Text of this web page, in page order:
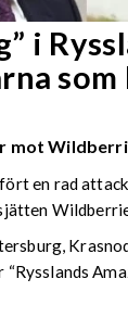
i
som
mot
en rad